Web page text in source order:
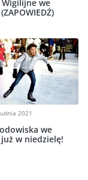
we
2021
we
w niedzielę!